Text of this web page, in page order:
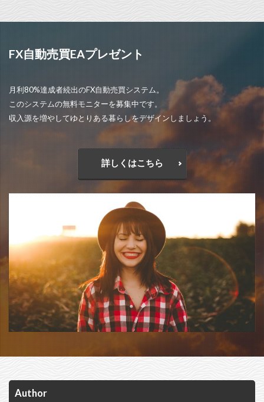
FX自動売買EAプレゼント
月利80%達成者続出のFX自動売買システム。
このシステムの無料モニターを募集中です。
収入源を増やしてゆとりある暮らしをデザインしましょう。
詳しくはこちら
Author